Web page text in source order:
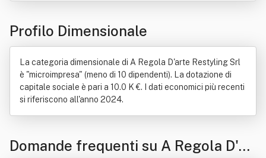
Profilo Dimensionale
La categoria dimensionale di A Regola D'arte Restyling Srl
è "microimpresa" (meno di 10 dipendenti). La dotazione di
capitale sociale è pari a 10.0 K €. I dati economici più recenti
si riferiscono all'anno 2024.
Domande frequenti su A Regola D'ar